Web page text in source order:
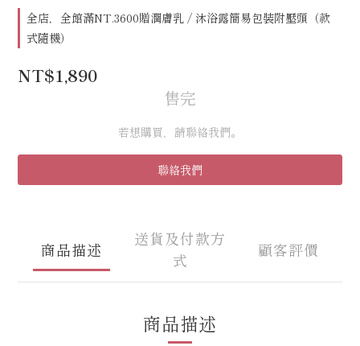
全店，全館滿NT.3600贈潤膚乳 / 沐浴露簡易包裝附壓頭（款
式隨機）
NT$1,890
售完
若想購買，請聯絡我們。
聯絡我們
商品描述
送貨及付款方
式
顧客評價
商品描述